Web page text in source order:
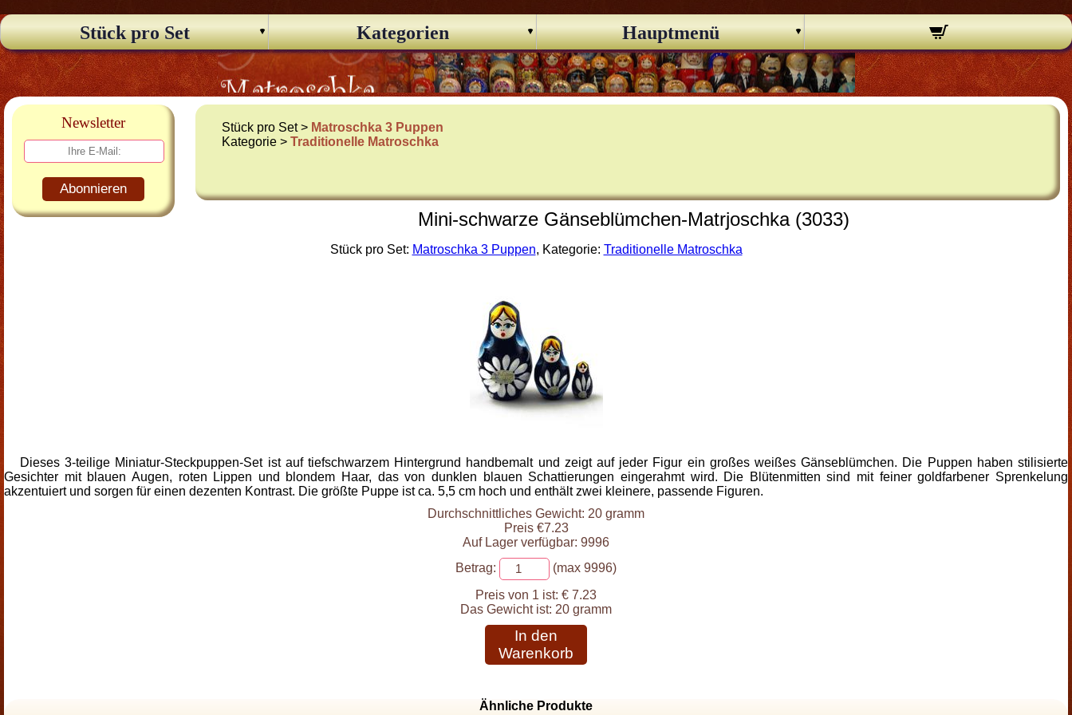
Stück pro Set Kategorien Hauptmenü
Newsletter
Abonnieren
Stück pro Set > Matroschka 3 Puppen
Kategorie >Traditionelle Matroschka
Mini-schwarze Gänseblümchen-Matrjoschka (3033)
Stück pro Set: Matroschka 3 Puppen, Kategorie: Traditionelle Matroschka
Dieses 3-teilige Miniatur-Steckpuppen-Set ist auf tiefschwarzem Hintergrund handbemalt und zeigt auf jeder Figur ein großes weißes Gänseblümchen. Die Puppen haben stilisierte
Gesichter mit blauen Augen, roten Lippen und blondem Haar, das von dunklen blauen Schattierungen eingerahmt wird. Die Blütenmitten sind mit feiner goldfarbener Sprenkelung
akzentuiert und sorgen für einen dezenten Kontrast. Die größte Puppe ist ca. 5,5 cm hoch und enthält zwei kleinere, passende Figuren.
Durchschnittliches Gewicht: 20 gramm
Preis €7.23
Auf Lager verfügbar: 9996
Betrag:
(max 9996)
Preis von 1 ist: € 7.23
Das Gewicht ist: 20 gramm
In den
Warenkorb
Ähnliche Produkte